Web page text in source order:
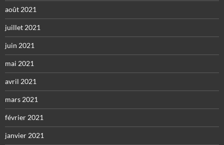
août 2021
juillet 2021
juin 2021
mai 2021
avril 2021
mars 2021
février 2021
janvier 2021